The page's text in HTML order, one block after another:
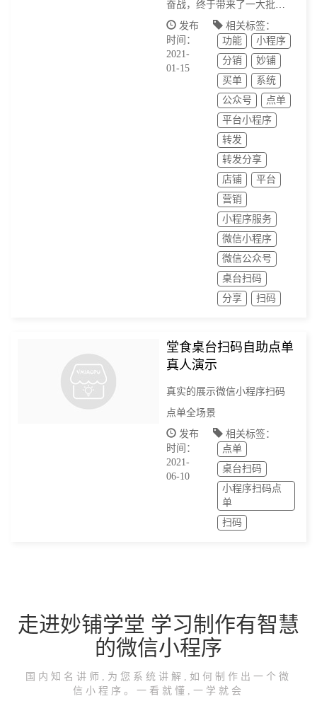
奋战，终于带来了一大批新
功能：十大新功能，20多个
小功能，其中，有一大部分
功能，都是我们商户提供的
建议，非常感谢这些商户提
供的宝贵建议
发布
时间：
2021-
01-15
相关标签：
功能
小程序
分销
妙铺
买单
系统
公众号
点单
平台小程序
转发
转发分享
店铺
平台
营销
小程序服务
微信小程序
微信公众号
桌台扫码
分享
扫码
堂食桌台扫码自助点单
真人演示
真实的展示微信小程序扫码
点单全场景
发布
时间：
2021-
06-10
相关标签：
点单
桌台扫码
小程序扫码点
单
扫码
走进妙铺学堂 学习制作有智慧
的微信小程序
国内知名讲师,为您系统讲解,如何制作出一个微
信小程序。一看就懂,一学就会